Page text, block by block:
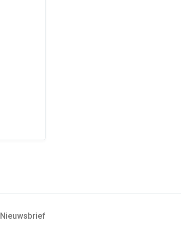
Nieuwsbrief